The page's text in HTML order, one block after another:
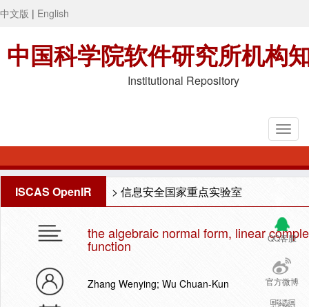
中文版 | English
中国科学院软件研究所机构
Institutional Repository
ISCAS OpenIR > 信息安全国家重点实验室
QQ客服
官方微博
the algebraic normal form, linear
function
Zhang Wenying; Wu Chuan-Kun